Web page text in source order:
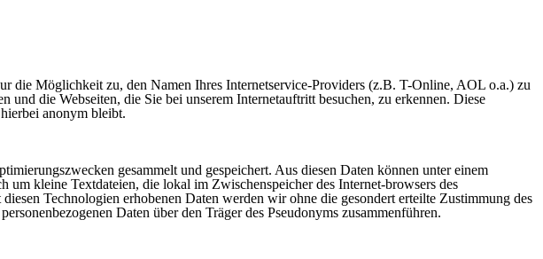
die Möglichkeit zu, den Namen Ihres Internetservice-Providers (z.B. T-Online, AOL o.a.) zu
die Webseiten, die Sie bei unserem Internetauftritt besuchen, zu erkennen. Diese
anonym bleibt.
gesammelt und gespeichert. Aus diesen Daten können unter einem
kleine Textdateien, die lokal im Zwischenspeicher des Internet-browsers des
Technologien erhobenen Daten werden wir ohne die gesondert erteilte Zustimmung des
Daten über den Träger des Pseudonyms zusammenführen.